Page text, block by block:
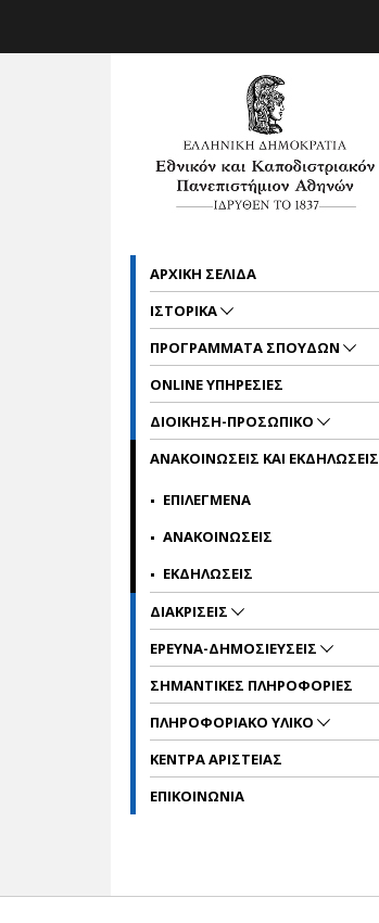
ΑΡΧΙΚΗ ΣΕΛΙΔΑ
ΙΣΤΟΡΙΚΑ
ΠΡΟΓΡΑΜΜΑΤΑ ΣΠΟΥΔΩΝ
ONLINE ΥΠΗΡΕΣΙΕΣ
ΔΙΟΙΚΗΣΗ-ΠΡΟΣΩΠΙΚΟ
ΑΝΑΚΟΙΝΩΣΕΙΣ ΚΑΙ ΕΚΔΗΛΩΣΕΙΣ
ΕΠΙΛΕΓΜΕΝΑ
ΑΝΑΚΟΙΝΩΣΕΙΣ
ΕΚΔΗΛΩΣΕΙΣ
ΔΙΑΚΡΙΣΕΙΣ
ΕΡΕΥΝΑ-ΔΗΜΟΣΙΕΥΣΕΙΣ
ΣΗΜΑΝΤΙΚΕΣ ΠΛΗΡΟΦΟΡΙΕΣ
ΠΛΗΡΟΦΟΡΙΑΚΟ ΥΛΙΚΟ
ΚΕΝΤΡΑ ΑΡΙΣΤΕΙΑΣ
ΕΠΙΚΟΙΝΩΝΙΑ